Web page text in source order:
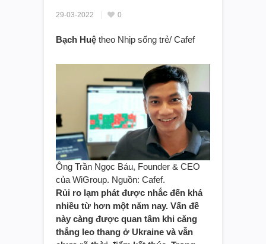
29-03-2022 0
Bạch Huệ theo Nhịp sống trẻ/ Cafef
Ông Trần Ngọc Báu, Founder & CEO
của WiGroup. Nguồn: Cafef.
Rủi ro lạm phát được nhắc đến khá
nhiều từ hơn một năm nay. Vấn đề
này càng được quan tâm khi căng
thẳng leo thang ở Ukraine và vẫn